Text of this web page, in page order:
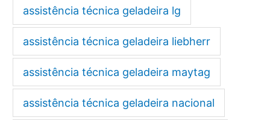
assistência técnica geladeira lg
assistência técnica geladeira liebherr
assistência técnica geladeira maytag
assistência técnica geladeira nacional